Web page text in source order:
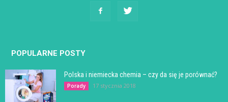
POPULARNE POSTY
Polska i niemiecka chemia – czy da się je porównać?
Porady 17 stycznia 2018